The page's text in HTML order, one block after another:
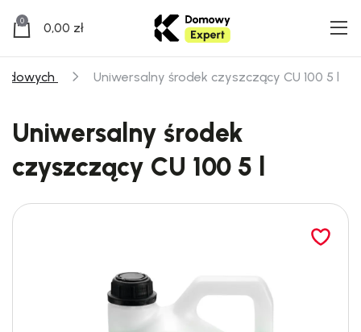
0 0,00 zł
Uniwersalny środek czyszczący CU 100 5 l
Uniwersalny środek
czyszczący CU 100 5 l